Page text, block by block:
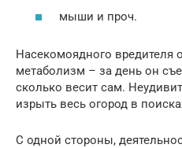
мыши и проч.
Насекомоядного вредителя
метаболизм – за день он
сколько весит сам.
изрыть весь огород в
С одной стороны,